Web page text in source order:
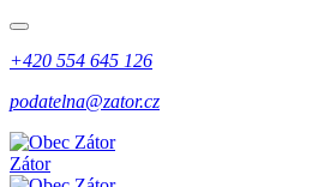
+420 554 645 126
podatelna@zator.cz
Zátor